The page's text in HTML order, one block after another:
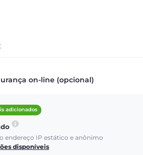
on-line (opcional)
adicionados
endereço IP estático e anônimo
disponíveis